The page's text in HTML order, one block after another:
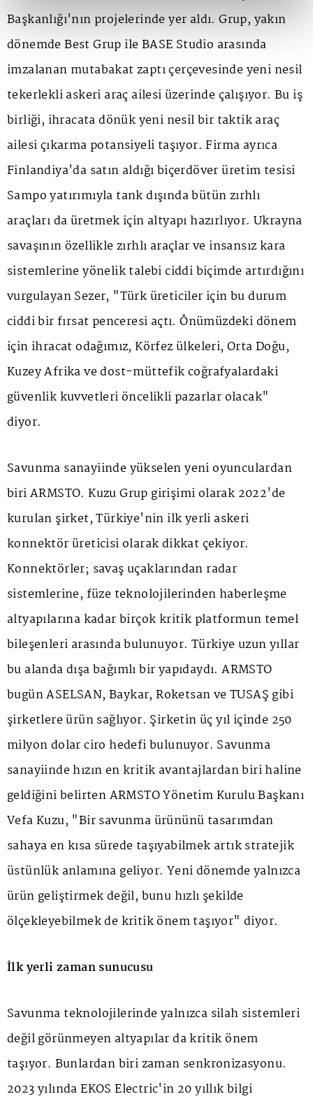
Başkanlığı'nın projelerinde yer aldı. Grup, yakın
dönemde Best Grup ile BASE Studio arasında
imzalanan mutabakat zaptı çerçevesinde yeni nesil
tekerlekli askeri araç ailesi üzerinde çalışıyor. Bu iş
birliği, ihracata dönük yeni nesil bir taktik araç
ailesi çıkarma potansiyeli taşıyor. Firma ayrıca
Finlandiya'da satın aldığı biçerdöver üretim tesisi
Sampo yatırımıyla tank dışında bütün zırhlı
araçları da üretmek için altyapı hazırlıyor. Ukrayna
savaşının özellikle zırhlı araçlar ve insansız kara
sistemlerine yönelik talebi ciddi biçimde artırdığını
vurgulayan Sezer, "Türk üreticiler için bu durum
ciddi bir fırsat penceresi açtı. Önümüzdeki dönem
için ihracat odağımız, Körfez ülkeleri, Orta Doğu,
Kuzey Afrika ve dost-müttefik coğrafyalardaki
güvenlik kuvvetleri öncelikli pazarlar olacak"
diyor.
Savunma sanayiinde yükselen yeni oyunculardan
biri ARMSTO. Kuzu Grup girişimi olarak 2022'de
kurulan şirket, Türkiye'nin ilk yerli askeri
konnektör üreticisi olarak dikkat çekiyor.
Konnektörler; savaş uçaklarından radar
sistemlerine, füze teknolojilerinden haberleşme
altyapılarına kadar birçok kritik platformun temel
bileşenleri arasında bulunuyor. Türkiye uzun yıllar
bu alanda dışa bağımlı bir yapıdaydı. ARMSTO
bugün ASELSAN, Baykar, Roketsan ve TUSAŞ gibi
şirketlere ürün sağlıyor. Şirketin üç yıl içinde 250
milyon dolar ciro hedefi bulunuyor. Savunma
sanayiinde hızın en kritik avantajlardan biri haline
geldiğini belirten ARMSTO Yönetim Kurulu Başkanı
Vefa Kuzu, "Bir savunma ürününü tasarımdan
sahaya en kısa sürede taşıyabilmek artık stratejik
üstünlük anlamına geliyor. Yeni dönemde yalnızca
ürün geliştirmek değil, bunu hızlı şekilde
ölçekleyebilmek de kritik önem taşıyor" diyor.
İlk yerli zaman sunucusu
Savunma teknolojilerinde yalnızca silah sistemleri
değil görünmeyen altyapılar da kritik önem
taşıyor. Bunlardan biri zaman senkronizasyonu.
2023 yılında EKOS Electric'in 20 yıllık bilgi